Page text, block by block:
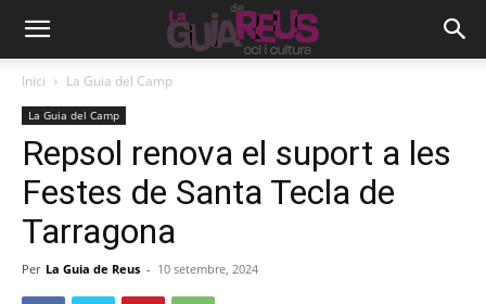
Inici La Guia del Camp
La Guia del Camp
Repsol renova el suport a les
Festes de Santa Tecla de
Tarragona
Per La Guia de Reus - 10 setembre, 2024